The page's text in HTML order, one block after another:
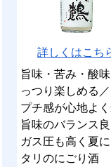
詳しくはこち
旨味・苦み・酸
っつり楽しめる
プチ感が心地よ
旨味のバランス
ガス圧も高く夏
タリのにごり酒